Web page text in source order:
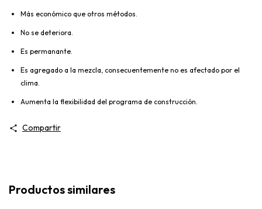
Más económico que otros métodos.
No se deteriora.
Es permanante.
Es agregado a la mezcla, consecuentemente no es afectado por el
clima.
Aumenta la flexibilidad del programa de construcción.
Compartir
Productos similares